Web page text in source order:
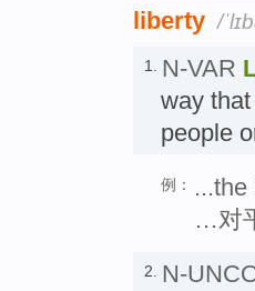
liberty /
1. N-VAR
way
people
例：
...the
…对
2. N-